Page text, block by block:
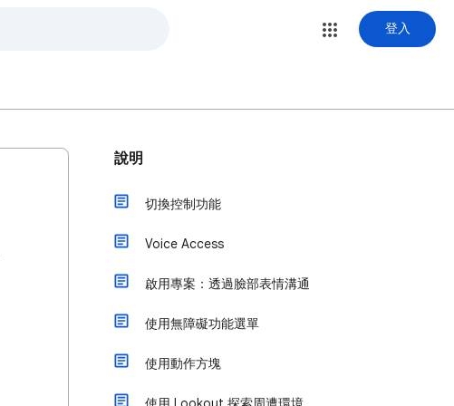
登入
說明
切換控制功能
Voice Access
啟用專案：透過臉部表情溝通
使用無障礙功能選單
使用動作方塊